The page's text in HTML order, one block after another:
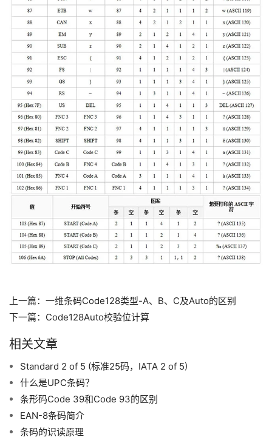
上一篇： 一维条码Code128类型-A、B、C及Auto的区别
下一篇： Code128Auto校验位计算
相关文章
Standard 2 of 5 (标准25码，IATA 2 of 5)
什么是UPC条码？
条形码Code 39和Code 93的区别
EAN-8条码简介
条码的识读原理